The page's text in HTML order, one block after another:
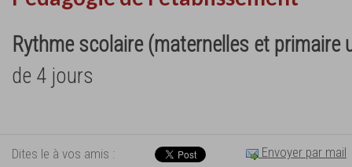
Rythme scolaire (maternelles et primaire
de 4 jours
Dites le à vos amis : Envoyer par mail